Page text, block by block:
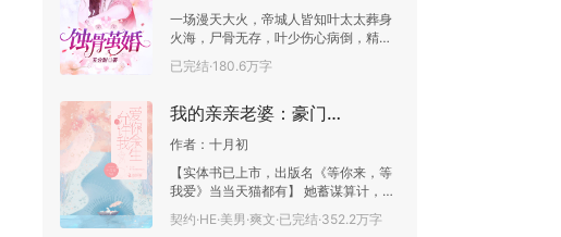
一场漫天大火，帝城人皆知叶太太葬身
火海，尸骨无存，叶少伤心病倒，精神
恍惚，携幼子独自生活。一时间说亲的
人踏破叶家大门，皆被叶少无情赶走，
娶时，叶少却不声不响干票大的，撬了
错人了。”叶先生傲娇脸：“老婆，我知
道错了。”苏冉无奈耸肩：“别乱叫，我
有对象的。”叶先生黑脸：“信不信我打
有病？”叶先生一脸认真：“嗯，因你而
已完结·180.6万字
我的亲亲老婆：豪门隐婚AA制
作者： 十月初
【实体书已上市，出版名《等你来，等
我爱》当当天猫都有】 她蓄谋算计，惹
了凌都第一权少！ 签下契约，他一声召
唤，她随叫随到。 契约终止，她勾唇：
契约·HE·美男·爽文·已完结·352.2万字